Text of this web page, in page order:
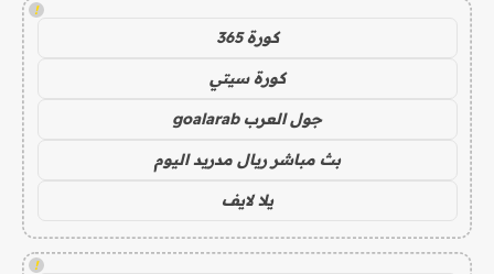
!
كورة 365
كورة سيتي
جول العرب goalarab
بث مباشر ريال مدريد اليوم
يلا لايف
!